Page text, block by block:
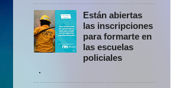
Están abiertas
las inscripciones
para formarte en
las escuelas
policiales
.